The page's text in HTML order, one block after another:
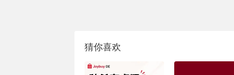
猜你喜欢